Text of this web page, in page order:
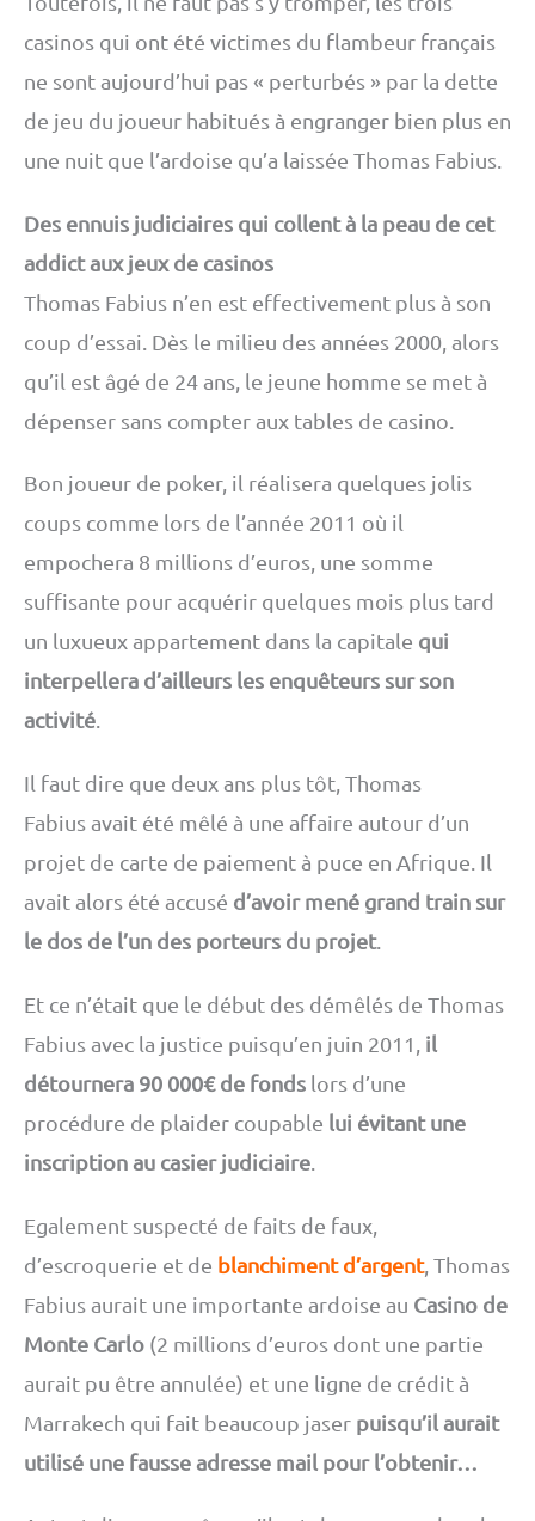
casinos qui ont été victimes du flambeur français
ne sont aujourd’hui pas « perturbés » par la dette
de jeu du joueur habitués à engranger bien plus en
une nuit que l’ardoise qu’a laissée Thomas Fabius.
Des ennuis judiciaires qui collent à la peau de cet
addict aux jeux de casinos
Thomas Fabius n’en est effectivement plus à son
coup d’essai. Dès le milieu des années 2000, alors
qu’il est âgé de 24 ans, le jeune homme se met à
dépenser sans compter aux tables de casino.
Bon joueur de poker, il réalisera quelques jolis
coups comme lors de l’année 2011 où il
empochera 8 millions d’euros, une somme
suffisante pour acquérir quelques mois plus tard
un luxueux appartement dans la capitale qui
interpellera d’ailleurs les enquêteurs sur son
activité.
Il faut dire que deux ans plus tôt, Thomas
Fabius avait été mêlé à une affaire autour d’un
projet de carte de paiement à puce en Afrique. Il
avait alors été accusé d’avoir mené grand train sur
le dos de l’un des porteurs du projet.
Et ce n’était que le début des démêlés de Thomas
Fabius avec la justice puisqu’en juin 2011, il
détournera 90 000€ de fonds lors d’une
procédure de plaider coupable lui évitant une
inscription au casier judiciaire
Egalement suspecté de faits de faux,
d’escroquerie et de blanchiment d’argent, Thomas
Fabius aurait une importante ardoise au Casino de
Monte Carlo (2 millions d’euros dont une partie
aurait pu être annulée) et une ligne de crédit à
Marrakech qui fait beaucoup jaser puisqu’il aurait
utilisé une fausse adresse mail pour l’obtenir…